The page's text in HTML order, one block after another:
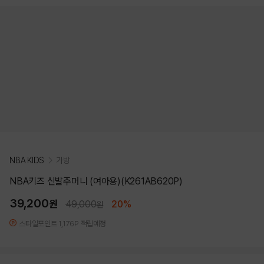
NBA KIDS 가방
NBA키즈 신발주머니 (여아용)(K261AB620P)
39,200원 49,000원 20%
스타일포인트 1,176P 적립예정